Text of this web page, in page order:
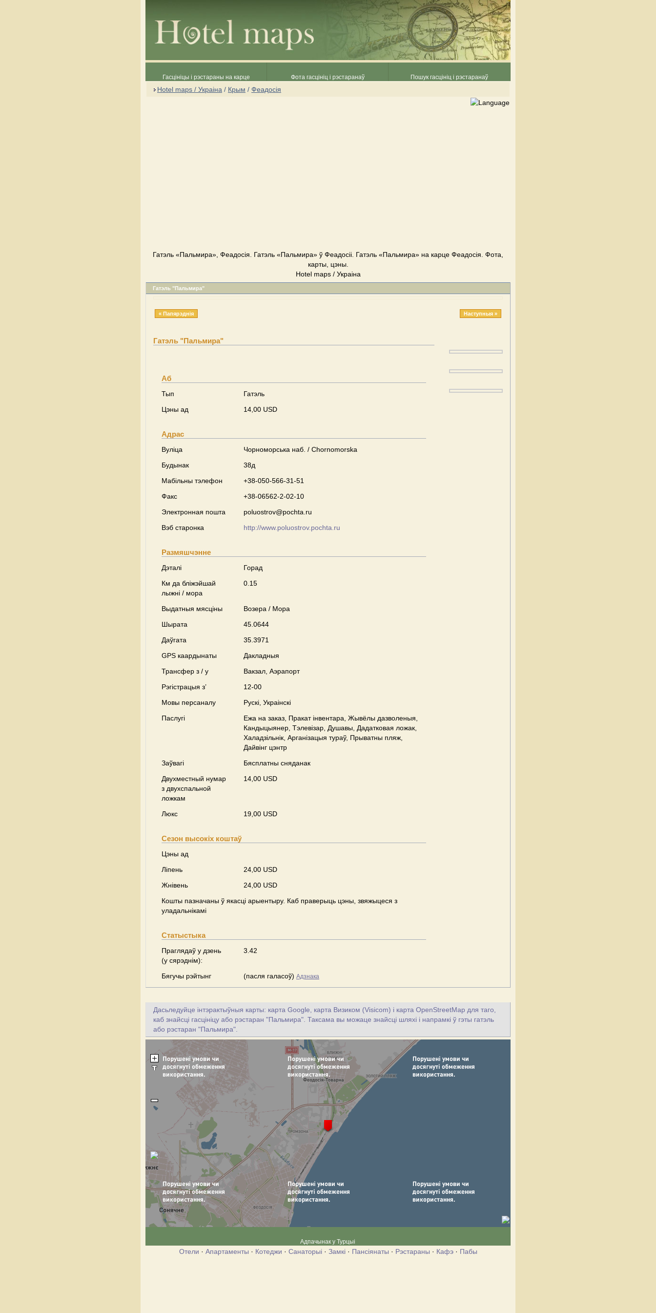
Гасцініцы і рэстараны на карце Фота гасцініц і рэстаранаў Пошук гасцініц і рэстаранаў
Hotel maps / Украіна / Крым / Феадосія
Гатэль «Пальмира», Феадосія. Гатэль «Пальмира» ў Феадосіі. Гатэль «Пальмира» на карце Феадосія. Фота,
карты, цэны.
Hotel maps / Украіна
Гатэль "Пальмира"
« Папярэднія Наступныя »
Гатэль "Пальмира"
Аб
Тып
Гатэль
Цэны ад
14,00 USD
Адрас
Вуліца
Чорноморська наб. / Chornomorska
Будынак
38д
Мабільны тэлефон
+38-050-566-31-51
Факс
+38-06562-2-02-10
Электронная пошта
poluostrov@pochta.ru
Вэб старонка
http://www.poluostrov.pochta.ru
Размяшчэнне
Дэталі
Горад
Км да бліжэйшай
лыжні / мора
0.15
Выдатныя мясціны
Возера / Мора
Шырата
45.0644
Даўгата
35.3971
GPS каардынаты
Дакладныя
Трансфер з / у
Вакзал, Аэрапорт
Рэгістрацыя з’
12-00
Мовы персаналу
Рускі, Украінскі
Паслугі
Ежа на заказ, Пракат інвентара, Жывёлы дазволеныя,
Кандыцыянер, Тэлевізар, Душавы, Дадатковая ложак,
Халадзільнік, Арганізацыя тураў, Прыватны пляж,
Дайвінг цэнтр
Заўвагі
Бясплатны сняданак
Двухместный нумар
з двухспальной
ложкам
14,00 USD
Люкс 19,00 USD
Сезон высокіх коштаў
Цэны ад
Ліпень
24,00 USD
Жнівень
24,00 USD
Кошты пазначаны ў якасці арыентыру. Каб праверыць цэны, звяжыцеся з
уладальнікамі
Статыстыка
Праглядаў у дзень
(у сярэднім):
3.42
Бягучы рэйтынг (пасля галасоў) Адзнака
Дасьледуйце інтэрактыўныя карты: карта Google, карта Визиком (Visicom) і карта OpenStreetMap для таго,
каб знайсці гасцініцу або рэстаран "Пальмира". Таксама вы можаце знайсці шляхі і напрамкі ў гэты гатэль
або рэстаран "Пальмира".
Адпачынак у Турцыі
Отели · Апартаменты · Котеджи · Санаторыі· Замкі· Пансіянаты · Рэстараны · Кафэ· Пабы